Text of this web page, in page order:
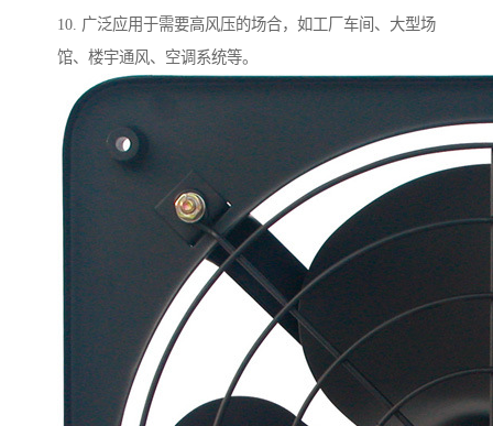
10. 广泛应用于需要高风压的场合，如工厂车间、大型场
馆、楼宇通风、空调系统等。